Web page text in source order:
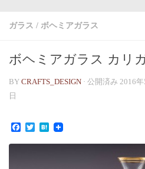
ガラス / ボヘミアガラス
ボヘミアガラス カリ
BY CRAFTS_DESIGN · 公開済み 2016
日
Facebook
TwitterHatena